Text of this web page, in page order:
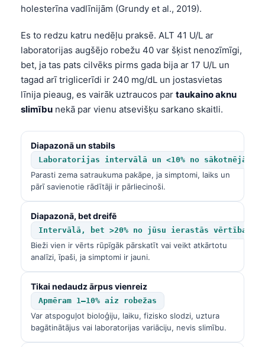
holesterīna vadlīnijām (Grundy et al., 2019).
Es to redzu katru nedēļu praksē. ALT 41 U/L ar
laboratorijas augšējo robežu 40 var šķist nenozīmīgi,
bet, ja tas pats cilvēks pirms gada bija ar 17 U/L un
tagad arī triglicerīdi ir 240 mg/dL un jostasvietas
līnija pieaug, es vairāk uztraucos par taukaino aknu
slimību nekā par vienu atsevišķu sarkano skaitli.
Diapazonā un stabils
Laboratorijas intervālā un <10% no sākotnējā
Parasti zema satraukuma pakāpe, ja simptomi, laiks un
pārī savienotie rādītāji ir pārliecinoši.
Diapazonā, bet dreifē
Intervālā, bet >20% no jūsu ierastās vērtības
Bieži vien ir vērts rūpīgāk pārskatīt vai veikt atkārtotu
analīzi, īpaši, ja simptomi ir jauni.
Tikai nedaudz ārpus vienreiz
Apmēram 1–10% aiz robežas
Var atspoguļot bioloģiju, laiku, fizisko slodzi, uztura
bagātinātājus vai laboratorijas variāciju, nevis slimību.